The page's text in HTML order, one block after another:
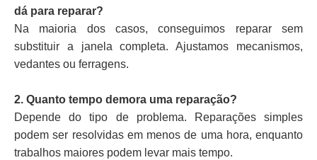
dá para reparar?
Na maioria dos casos, conseguimos reparar sem
substituir a janela completa. Ajustamos mecanismos,
vedantes ou ferragens.
2. Quanto tempo demora uma reparação?
Depende do tipo de problema. Reparações simples
podem ser resolvidas em menos de uma hora, enquanto
trabalhos maiores podem levar mais tempo.